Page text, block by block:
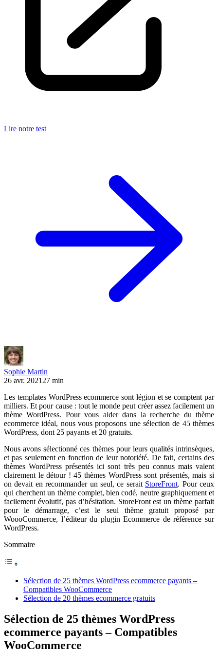
Lire notre test
Sophie Martin
26 avr. 2021 27 min
Les templates WordPress ecommerce sont légion et se comptent par
milliers. Et pour cause : tout le monde peut créer assez facilement un
thème WordPress. Pour vous aider dans la recherche du thème
ecommerce idéal, nous vous proposons une sélection de 45 thèmes
WordPress, dont 25 payants et 20 gratuits.
Nous avons sélectionné ces thèmes pour leurs qualités intrinsèques,
et pas seulement en fonction de leur notoriété. De fait, certains des
thèmes WordPress présentés ici sont très peu connus mais valent
clairement le détour ! 45 thèmes WordPress sont présentés, mais si
on devait en recommander un seul, ce serait StoreFront. Pour ceux
qui cherchent un thème complet, bien codé, neutre graphiquement et
facilement évolutif, pas d’hésitation. StoreFront est un thème parfait
pour le démarrage, c’est le seul thème gratuit proposé par
WoooCommerce, l’éditeur du plugin Ecommerce de référence sur
WordPress.
Sommaire
Sélection de 25 thèmes WordPress ecommerce payants –
Compatibles WooCommerce
Sélection de 20 thèmes ecommerce gratuits
Sélection de 25 thèmes WordPress
ecommerce payants – Compatibles
WooCommerce